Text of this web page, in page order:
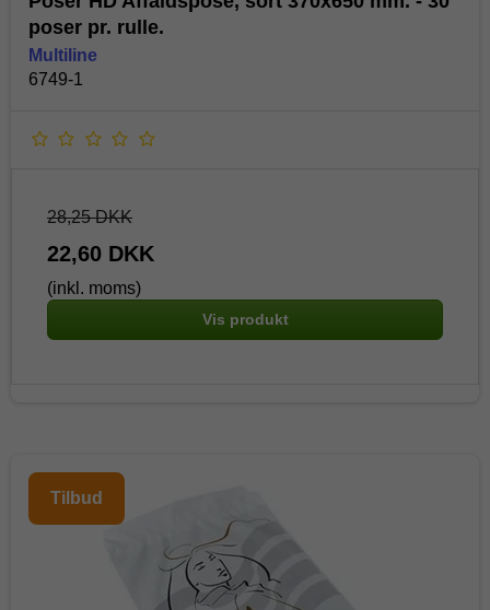
poser pr. rulle.
Multiline
6749-1
28,25 DKK
22,60 DKK
(inkl. moms)
Vis produkt
Tilbud